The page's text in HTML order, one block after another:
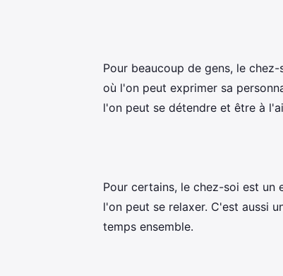
Pour beaucoup de gens, le
où l'on peut exprimer sa
l'on peut se détendre et être à
Pour certains, le chez-soi est
l'on peut se relaxer. C'est aussi
temps ensemble.